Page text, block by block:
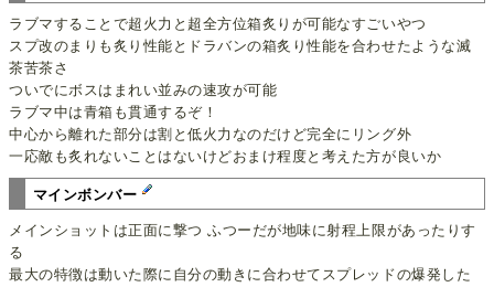
ラブマすることで超火力と超全方位箱炙りが可能なすごいやつ
スプ改のまりも炙り性能とドラバンの箱炙り性能を合わせたような滅
茶苦茶さ
ついでにボスはまれい並みの速攻が可能
ラブマ中は青箱も貫通するぞ！
中心から離れた部分は割と低火力なのだけど完全にリング外
一応敵も炙れないことはないけどおまけ程度と考えた方が良いか
マインボンバー
メインショットは正面に撃つ ふつーだが地味に射程上限があったりす
る
最大の特徴は動いた際に自分の動きに合わせてスプレッドの爆発した